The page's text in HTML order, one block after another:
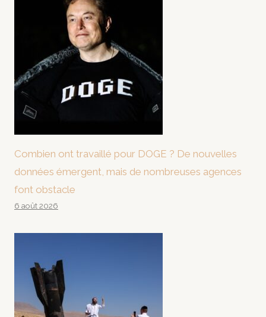
Combien ont travaillé pour DOGE ? De nouvelles
données émergent, mais de nombreuses agences
font obstacle
6 août 2026